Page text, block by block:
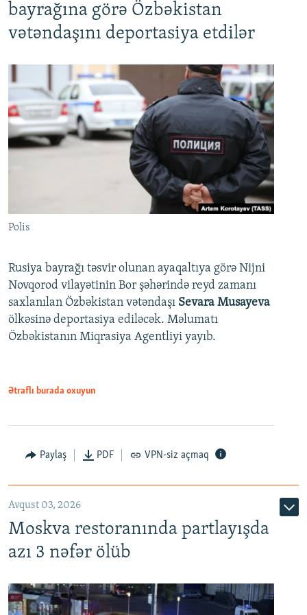
bayrağına görə Özbəkistan
vətəndaşını deportasiya etdilər
Polis
Rusiya bayrağı təsvir olunan ayaqaltıya görə Nijni
Novqorod vilayətinin Bor şəhərində reyd zamanı
saxlanılan Özbəkistan vətəndaşı Sevara Musayeva
ölkəsinə deportasiya ediləcək. Məlumatı
Özbəkistanın Miqrasiya Agentliyi yayıb.
Ətraflı burada oxuyun
Paylaş PDF VPN-siz açmaq
Avqust 03, 2026
Moskva restoranında partlayışda
azı 3 nəfər ölüb